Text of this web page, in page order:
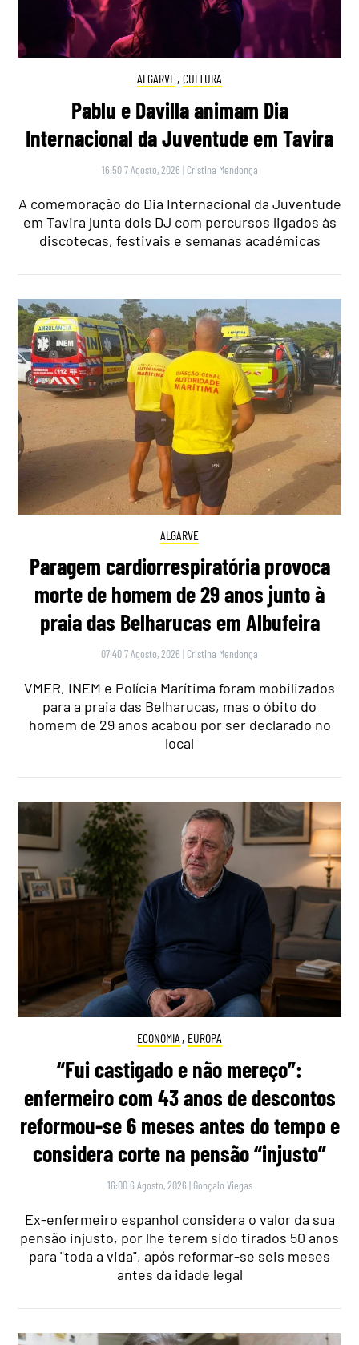
ALGARVE, CULTURA
Pablu e Davilla animam Dia
Internacional da Juventude em Tavira
16:50 7 Agosto, 2026 | Cristina Mendonça
A comemoração do Dia Internacional da Juventude
em Tavira junta dois DJ com percursos ligados às
discotecas, festivais e semanas académicas
ALGARVE
Paragem cardiorrespiratória provoca
morte de homem de 29 anos junto à
praia das Belharucas em Albufeira
07:40 7 Agosto, 2026 | Cristina Mendonça
VMER, INEM e Polícia Marítima foram mobilizados
para a praia das Belharucas, mas o óbito do
homem de 29 anos acabou por ser declarado no
local
ECONOMIA , EUROPA
“Fui castigado e não mereço”:
enfermeiro com 43 anos de descontos
reformou-se 6 meses antes do tempo e
considera corte na pensão “injusto”
16:00 6 Agosto, 2026 | Gonçalo Viegas
Ex-enfermeiro espanhol considera o valor da sua
pensão injusto, por lhe terem sido tirados 50 anos
para "toda a vida", após reformar-se seis meses
antes da idade legal